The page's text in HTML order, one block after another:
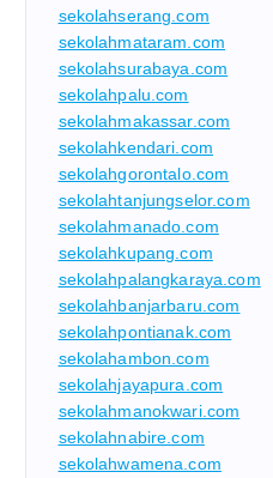
sekolahserang.com
sekolahmataram.com
sekolahsurabaya.com
sekolahpalu.com
sekolahmakassar.com
sekolahkendari.com
sekolahgorontalo.com
sekolahtanjungselor.com
sekolahmanado.com
sekolahkupang.com
sekolahpalangkaraya.com
sekolahbanjarbaru.com
sekolahpontianak.com
sekolahambon.com
sekolahjayapura.com
sekolahmanokwari.com
sekolahnabire.com
sekolahwamena.com